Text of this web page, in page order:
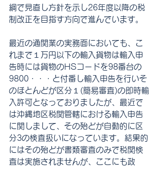
綱で見直し方針を示し26年度以降の税
制改正を目指す方向で進んでいます。
最近の通関業の実務面においても、こ
れまで１万円以下の輸入貨物は輸入申
告時には貨物のHSコードを98番台の
9800・・・と付番し輸入申告を行いそ
のほとんどが区分１(簡易審査)の即時輸
入許可となっておりましたが、最近で
は沖縄地区税関管轄における輸入申告
に関しまして、その殆どが自動的に区
分3の検査扱いになっています。結果的
にはその殆どが書類審査のみで税関検
査は実施されませんが、ここにも政